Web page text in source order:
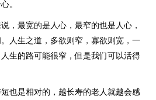
。
，最宽的是人心，最窄的也是人心，
人生之道，多欲则窄，寡欲则宽，一
生的路可能很窄，但是我们可以活得
也是相对的，越长寿的老人就越会感